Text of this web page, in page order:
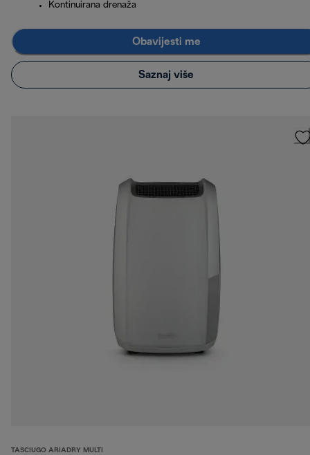
Kontinuirana drenaža
Obavijesti me
Saznaj više
TASCIUGO ARIADRY MULTI